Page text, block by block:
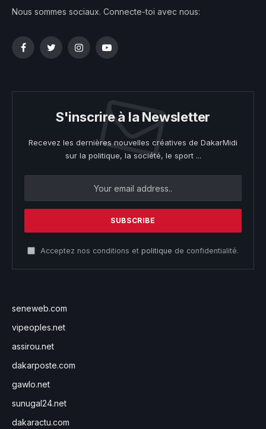
Nous sommes sociaux. Connecte-toi avec nous:
FacebookTwitterInstagramYouTube
S'inscrire à la Newsletter
Recevez les dernières nouvelles créatives de DakarMidi
sur la politique, la société, le sport ...
Acceptez nos conditions et politique de confidentialité.
seneweb.com
vipeoples.net
assirou.net
dakarposte.com
gawlo.net
sunugal24.net
dakaractu.com